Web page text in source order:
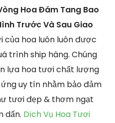
Hoa Đám Tang Bao
Trước Và Sau Giao
của hoa luôn luôn được
trình ship hàng. Chúng
lựa hoa tươi chất lượng
uy tín nhằm bảo đảm
tươi đẹp & thơm ngạt
dấn. Dịch Vụ Hoa Tươi